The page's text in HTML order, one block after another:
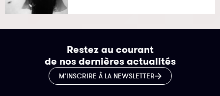
Restez au courant
de nos dernières actualités
M’INSCRIRE À LA NEWSLETTER